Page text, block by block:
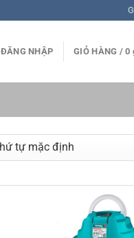
ĐĂNG NHẬP GIỎ HÀNG /0